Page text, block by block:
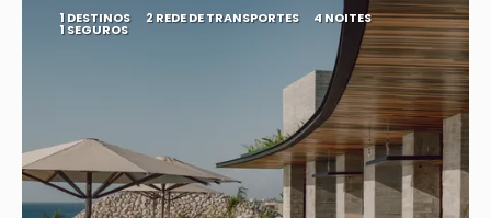
1 DESTINOS 2 REDE DE TRANSPORTES 4 NOITES
1 SEGUROS